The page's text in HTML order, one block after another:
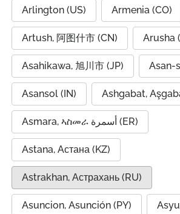
Arlington (US) Armenia (CO)
Artush, 阿图什市 (CN) Arusha
Asahikawa, 旭川市 (JP) Asan-
Asansol (IN) Ashgabat,
Asmara, ኣስመራ أسمرة (ER)
Astana, Астана (KZ)
Astrakhan, Астрахань (RU)
Asuncion, Asunción (PY)